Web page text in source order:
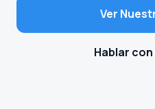
Ver
Hablar